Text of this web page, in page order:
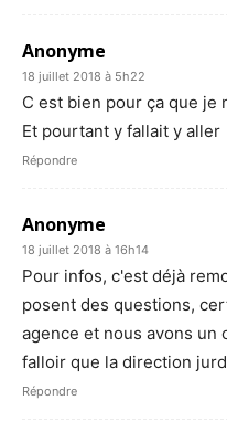
Anonyme
18 juillet 2018 à 5h22
C est bien pour ça que je
Et pourtant y fallait y aller
Répondre
Anonyme
18 juillet 2018 à 16h14
Pour infos, c'est déjà
posent des questions,
agence et nous avons un
falloir que la direction
Répondre